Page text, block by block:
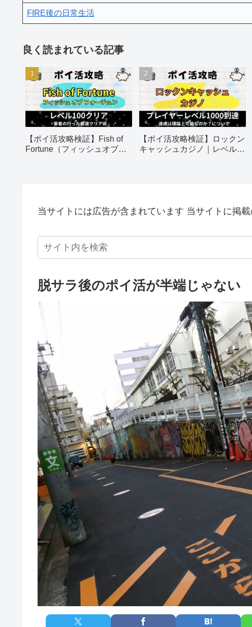
FIRE後の日常生活
良く読まれている記事
【ポイ活攻略検証】Fish of
Fortune（フィッシュオブフ
【ポイ活攻略検証】ロックン
キャッシュカジノ｜レベル
当サイトには広告が含まれています 当サイトに掲
脱サラ後のポイ活が半端じゃない